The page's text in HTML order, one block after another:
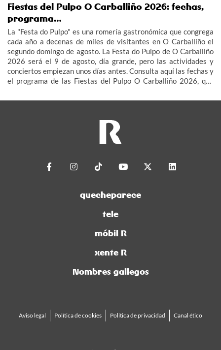
Fiestas del Pulpo O Carballiño 2026: fechas,
programa…
La "Festa do Pulpo" es una romería gastronómica que congrega
cada año a decenas de miles de visitantes en O Carballiño el
segundo domingo de agosto. La Festa do Pulpo de O Carballiño
2026 será el 9 de agosto, día grande, pero las actividades y
conciertos empiezan unos días antes. Consulta aquí las fechas y
el programa de las Fiestas del Pulpo O Carballiño 2026, que
Lanzarote.
quecheparece
tele
móbil R
xente R
Nombres gallegos
Aviso legal Política de cookies Política de privacidad Canal ético